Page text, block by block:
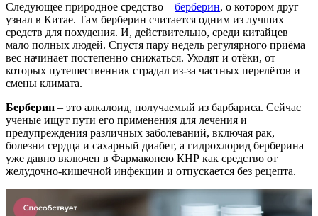
Следующее природное средство – берберин, о котором друг
узнал в Китае. Там берберин считается одним из лучших
средств для похудения. И, действительно, среди китайцев
мало полных людей. Спустя пару недель регулярного приёма
вес начинает постепенно снижаться. Уходят и отёки, от
которых путешественник страдал из-за частных перелётов и
смены климата.
Берберин – это алкалоид, получаемый из барбариса. Сейчас
ученые ищут пути его применения для лечения и
предупреждения различных заболеваний, включая рак,
болезни сердца и сахарный диабет, а гидрохлорид берберина
уже давно включен в Фармакопею КНР как средство от
желудочно-кишечной инфекции и отпускается без рецепта.